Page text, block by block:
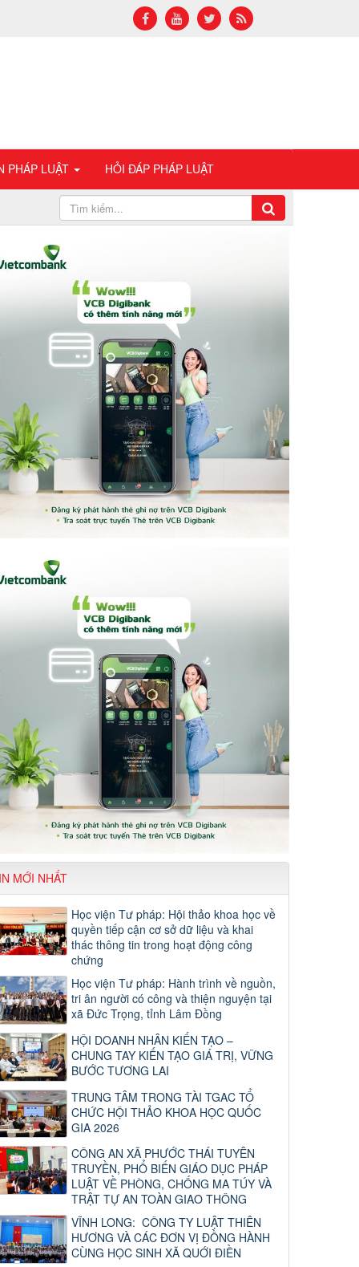
PHÁP LUẬT HỎI ĐÁP PHÁP LUẬT
MỚI NHẤT
Học viện Tư pháp: Hội thảo khoa học về
quyền tiếp cận cơ sở dữ liệu và khai
thác thông tin trong hoạt động công
chứng
Học viện Tư pháp: Hành trình về nguồn,
tri ân người có công và thiện nguyện tại
xã Đức Trọng, tỉnh Lâm Đồng
HỘI DOANH NHÂN KIẾN TẠO –
CHUNG TAY KIẾN TẠO GIÁ TRỊ, VỮNG
BƯỚC TƯƠNG LAI
TRUNG TÂM TRONG TÀI TGAC TỔ
CHỨC HỘI THẢO KHOA HỌC QUỐC
GIA 2026
CÔNG AN XÃ PHƯỚC THÁI TUYÊN
TRUYỀN, PHỔ BIẾN GIÁO DỤC PHÁP
LUẬT VỀ PHÒNG, CHỐNG MA TÚY VÀ
TRẬT TỰ AN TOÀN GIAO THÔNG
VĨNH LONG: CÔNG TY LUẬT THIÊN
HƯƠNG VÀ CÁC ĐƠN VỊ ĐỒNG HÀNH
CÙNG HỌC SINH XÃ QUỚI ĐIỀN